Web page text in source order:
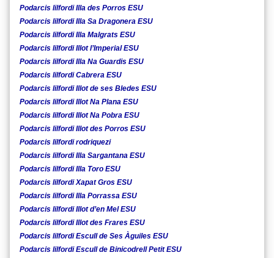
Podarcis lilfordi Illa des Porros ESU
Podarcis lilfordi Illa Sa Dragonera ESU
Podarcis lilfordi Illa Malgrats ESU
Podarcis lilfordi Illot l’Imperial ESU
Podarcis lilfordi Illa Na Guardis ESU
Podarcis lilfordi Cabrera ESU
Podarcis lilfordi Illot de ses Bledes ESU
Podarcis lilfordi Illot Na Plana ESU
Podarcis lilfordi Illot Na Pobra ESU
Podarcis lilfordi Illot des Porros ESU
Podarcis lilfordi rodriquezi
Podarcis lilfordi Illa Sargantana ESU
Podarcis lilfordi Illa Toro ESU
Podarcis lilfordi Xapat Gros ESU
Podarcis lilfordi Illa Porrassa ESU
Podarcis lilfordi Illot d’en Mel ESU
Podarcis lilfordi Illot des Frares ESU
Podarcis lilfordi Escull de Ses Àguiles ESU
Podarcis lilfordi Escull de Binicodrell Petit ESU